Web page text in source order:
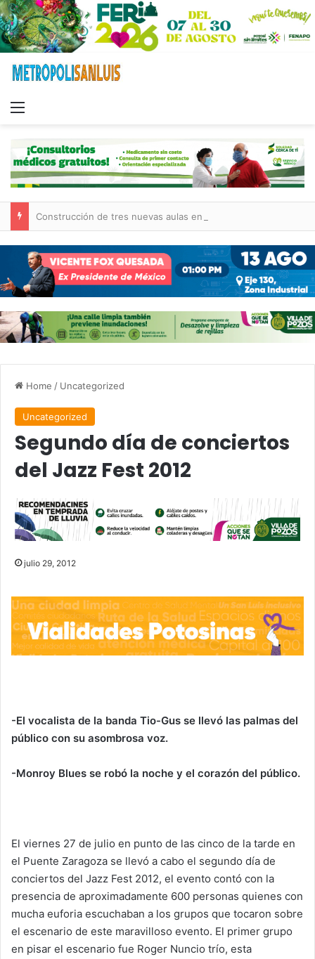
Home / Uncategorized
Uncategorized
Segundo día de conciertos
del Jazz Fest 2012
julio 29, 2012
-El vocalista de la banda Tio-Gus se llevó las palmas del
público con su asombrosa voz.
-Monroy Blues se robó la noche y el corazón del público.
El viernes 27 de julio en punto de las cinco de la tarde en
el Puente Zaragoza se llevó a cabo el segundo día de
conciertos del Jazz Fest 2012, el evento contó con la
presencia de aproximadamente 600 personas quienes con
mucha euforia escuchaban a los grupos que tocaron sobre
el escenario de este maravilloso evento. El primer grupo
en pisar el escenario fue Roger Nuncio trío, esta